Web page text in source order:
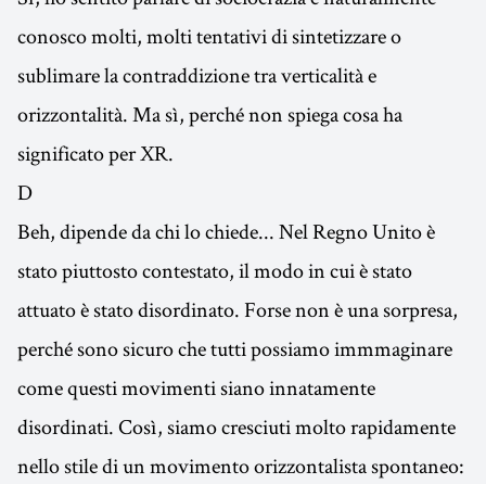
conosco molti, molti tentativi di sintetizzare o
sublimare la contraddizione tra verticalità e
orizzontalità. Ma sì, perché non spiega cosa ha
significato per XR.
D
Beh, dipende da chi lo chiede... Nel Regno Unito è
stato piuttosto contestato, il modo in cui è stato
attuato è stato disordinato. Forse non è una sorpresa,
perché sono sicuro che tutti possiamo immmaginare
come questi movimenti siano innatamente
disordinati. Così, siamo cresciuti molto rapidamente
nello stile di un movimento orizzontalista spontaneo: